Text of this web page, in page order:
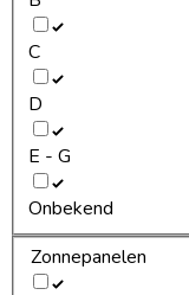
C
D
E - G
Onbekend
Zonnepanelen